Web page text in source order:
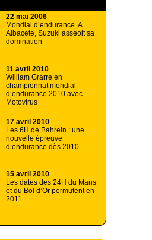
22 mai 2006
Mondial d’endurance. A
Albacete, Suzuki asseoit sa
domination
11 avril 2010
William Grarre en
championnat mondial
d’endurance 2010 avec
Motovirus
17 avril 2010
Les 6H de Bahrein : une
nouvelle épreuve
d’endurance dès 2010
15 avril 2010
Les dates des 24H du Mans
et du Bol d’Or permutent en
2011